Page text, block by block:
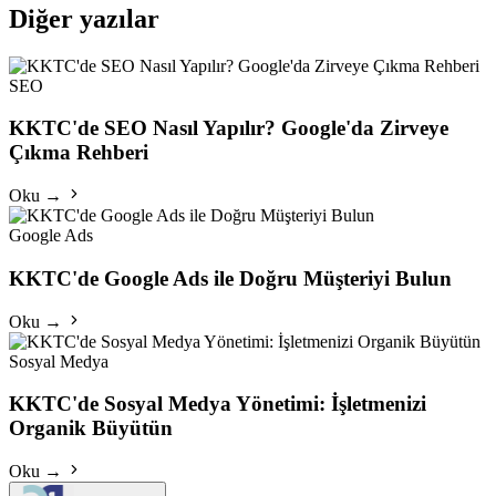
Diğer yazılar
SEO
KKTC'de SEO Nasıl Yapılır? Google'da Zirveye
Çıkma Rehberi
Oku →
Google Ads
KKTC'de Google Ads ile Doğru Müşteriyi Bulun
Oku →
Sosyal Medya
KKTC'de Sosyal Medya Yönetimi: İşletmenizi
Organik Büyütün
Oku →